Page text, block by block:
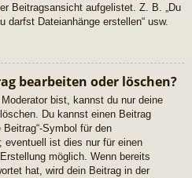
Beitragsansicht aufgelistet. Z. B. „Du
darfst Dateianhänge erstellen“ usw.
bearbeiten oder löschen?
bist, kannst du nur deine
Du kannst einen Beitrag
Beitrag“-Symbol für den
eventuell ist dies nur für einen
möglich. Wenn bereits
hat, wird dein Beitrag in der